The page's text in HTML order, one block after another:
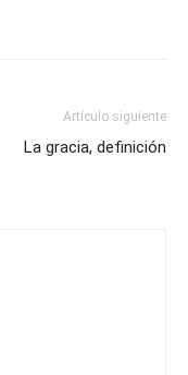
Artículo siguiente
La gracia, definición